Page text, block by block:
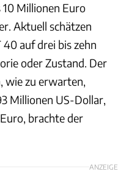
Millionen Euro
Aktuell schätzen
auf drei bis zehn
oder Zustand. Der
wie zu erwarten,
Millionen US-Dollar,
brachte der
ANZEIGE